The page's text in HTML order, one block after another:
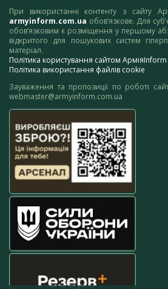
При використанні контенту з сайту
armyinform.com.ua обов’язкове. Для
обов’язковим є розміщення у першому
відкритого для пошукових систем
матеріал.
Політика користування сайтом АрміяInform
Політика використання файлів cookie
Зауваження та пропозиції по роботі
webmaster@armyinform.com.ua